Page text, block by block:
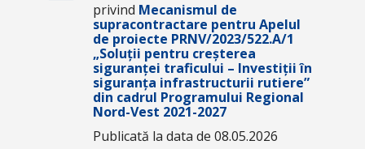
privind Mecanismul de
supracontractare pentru Apelul
de proiecte PRNV/2023/522.A/1
„Soluții pentru creșterea
siguranței traficului – Investiții în
siguranța infrastructurii rutiere”
din cadrul Programului Regional
Nord-Vest 2021-2027
Publicată la data de 08.05.2026